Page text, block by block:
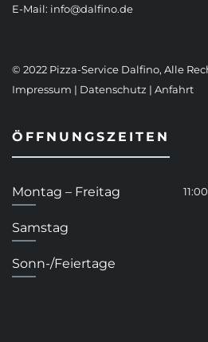
E-Mail: info@dalfino.de
© 2022 Pizza-Service Dalfino, Alle
Impressum | Datenschutz | Anfahrt
ÖFFNUNGSZEITEN
Montag – Freitag
Samstag
Sonn-/Feiertage